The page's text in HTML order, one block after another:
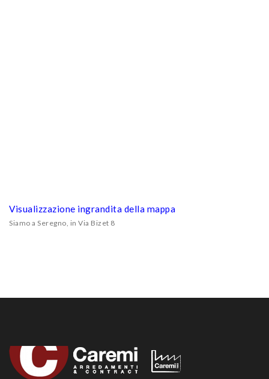
Visualizzazione ingrandita della mappa
Siamo a Seregno, in Via Bizet 8